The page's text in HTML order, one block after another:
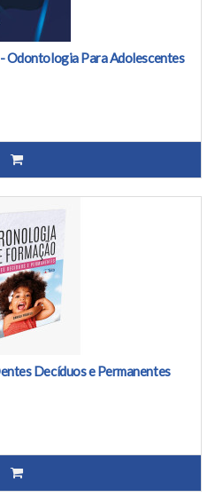
Odontologia Para Adolescentes
Decíduos e Permanentes